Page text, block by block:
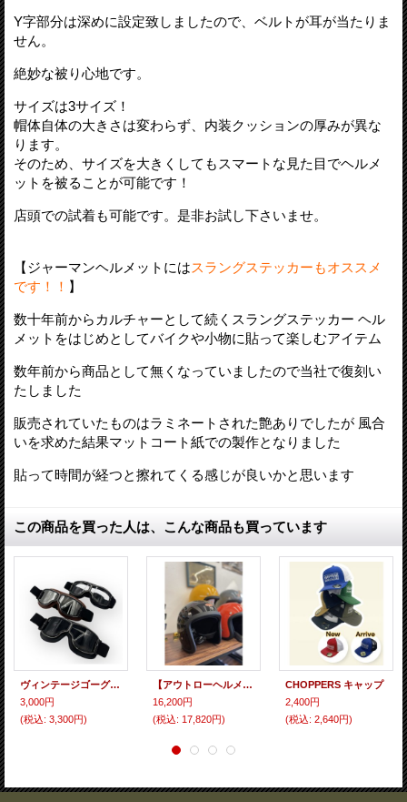
Y字部分は深めに設定致しましたので、ベルトが耳が当たりま
せん。
絶妙な被り心地です。
サイズは3サイズ！
帽体自体の大きさは変わらず、内装クッションの厚みが異な
ります。
そのため、サイズを大きくしてもスマートな見た目でヘルメ
ットを被ることが可能です！
店頭での試着も可能です。是非お試し下さいませ。
【ジャーマンヘルメットにはスラングステッカーもオススメ
です！！ 】
数十年前からカルチャーとして続くスラングステッカー ヘル
メットをはじめとしてバイクや小物に貼って楽しむアイテム
数年前から商品として無くなっていましたので当社で復刻い
たしました
販売されていたものはラミネートされた艶ありでしたが 風合
いを求めた結果マットコート紙での製作となりました
貼って時間が経つと擦れてくる感じが良いかと思います
この商品を買った人は、こんな商品も買っています
ヴィンテージゴーグル type1
3,000円
(税込: 3,300円)
【アウトローヘルメット(アウトレットアイテム)10％OFF価格！】 CHOPPERS スーパースモールジェット500 ブラック
16,200円
(税込: 17,820円)
CHOPPERS キャップ
2,400円
(税込: 2,640円)